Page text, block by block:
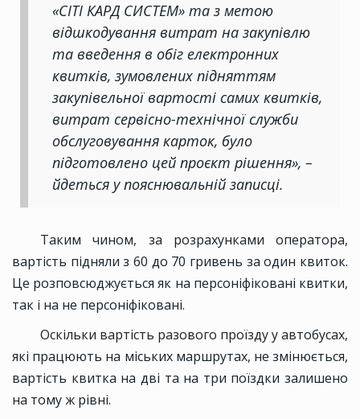
«СІТІ КАРД СИСТЕМ» та з метою
відшкодування витрат на закупівлю
та введення в обіг електронних
квитків, зумовлених підняттям
закупівельної вартості самих квитків,
витрат сервісно-технічної служби
обслуговування карток, було
підготовлено цей проєкт рішення», –
йдеться у пояснювальній записці.
Таким чином, за розрахунками оператора,
вартість підняли з 60 до 70 гривень за один квиток.
Це розповсюджується як на персоніфіковані квитки,
так і на не персоніфіковані.
Оскільки вартість разового проїзду у автобусах,
які працюють на міських маршрутах, не змінюється,
вартість квитка на дві та на три поїздки залишено
на тому ж рівні.